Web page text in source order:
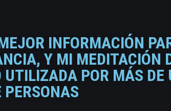
INFORMACIÓN
Y MI MEDITACIÓN
POR MÁS DE